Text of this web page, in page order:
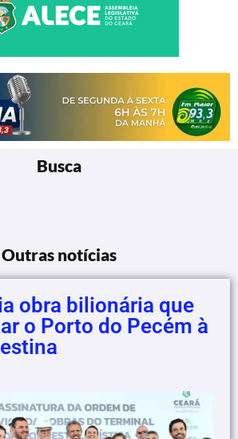
Busca
Outras notícias
obra bilionária que
o Porto do Pecém à